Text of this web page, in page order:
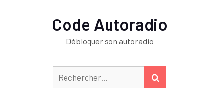
Code Autoradio
Débloquer son autoradio